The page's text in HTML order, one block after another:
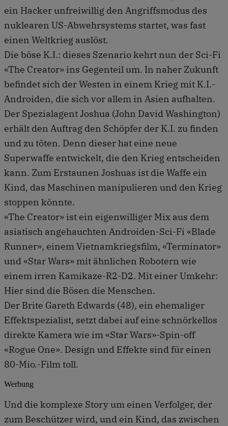
ein Hacker unfreiwillig den Angriffsmodus des
nuklearen US-Abwehrsystems startet, was fast
einen Weltkrieg auslöst.
Die böse K.I.: dieses Szenario kehrt nun der Sci-Fi
«The Creator» ins Gegenteil um. In naher Zukunft
befindet sich der Westen in einem Krieg mit K.I.-
Androiden, die sich vor allem in Asien aufhalten.
Der Spezialagent Joshua (John David Washington)
erhält den Auftrag den Schöpfer der K.I. zu finden
und zu töten. Denn dieser hat eine neue
Superwaffe entwickelt, die den Krieg entscheiden
kann. Zum Erstaunen Joshuas ist die Waffe ein
Kind, das Maschinen manipulieren und den Krieg
stoppen könnte.
«The Creator» ist ein eigenwilliger Mix aus dem
asiatisch angehauchten Androiden-Sci-Fi «Blade
Runner», einem Vietnamkriegsfilm, «Terminator»
und «Star Wars» mit ähnlichen Robotern wie
einem irren Kamikaze-R2-D2. Mit einer Umkehr:
Hier sind die Bösen die Menschen.
Der Brite Gareth Edwards (48), ein ehemaliger
Effektspezialist, setzt dabei auf eine schnörkellos
direkte Kamera wie im «Star Wars»-Spin-off
«Rogue One». Design und Effekte sind für einen
80-Mio.-Film toll.
Werbung
Und die komplexe Story um einen Verfolger, der
zum Beschützer wird, und ein Kind, das zwischen